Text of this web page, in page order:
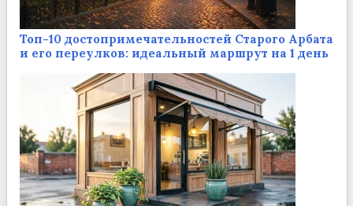
Топ-10 достопримечательностей Старого Арбата
и его переулков: идеальный маршрут на 1 день